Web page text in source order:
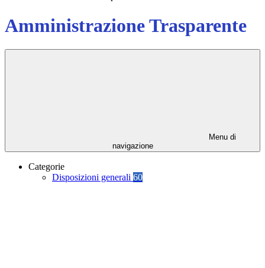
Amministrazione Trasparente
Menu di
navigazione
Categorie
Disposizioni generali 60